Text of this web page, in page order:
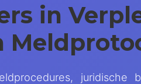
in
juridische